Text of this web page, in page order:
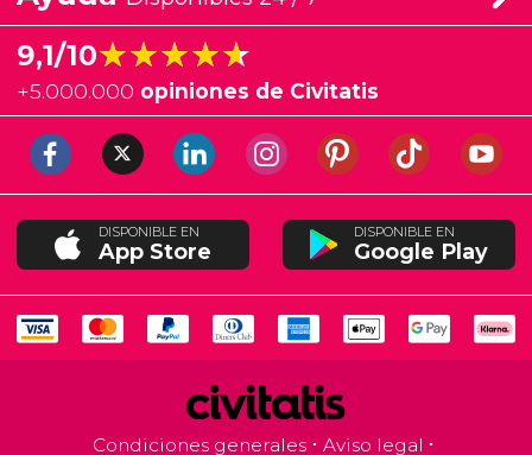
9,1/10★★★★★
★★★★★
+5.000.000 opiniones de Civitatis
DISPONIBLE EN
App Store
DISPONIBLE EN
Google Play
Condiciones generales
Aviso legal